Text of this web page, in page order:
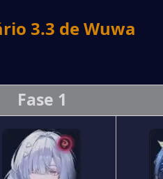
3.3 de Wuwa
Fase 1